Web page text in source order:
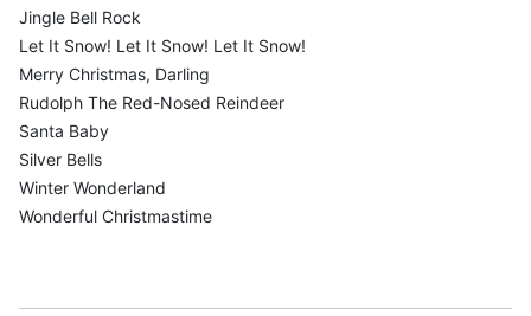
Jingle Bell Rock
Let It Snow! Let It Snow! Let It Snow!
Merry Christmas, Darling
Rudolph The Red-Nosed Reindeer
Santa Baby
Silver Bells
Winter Wonderland
Wonderful Christmastime